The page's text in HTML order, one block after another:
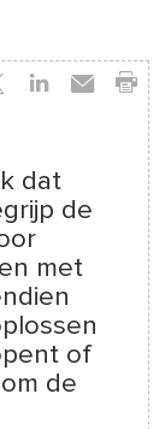
dat
de
met
of
de